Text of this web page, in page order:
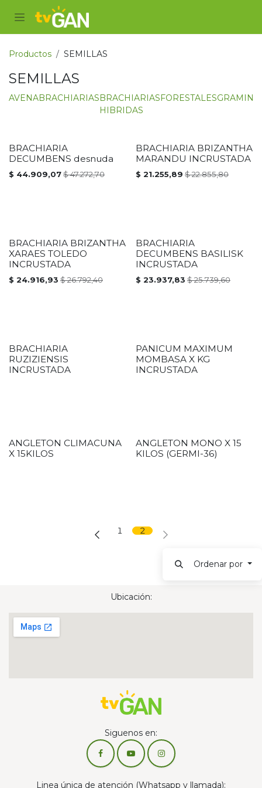
Productos SEMILLAS
SEMILLAS
AVENABRACHIARIASBRACHIARIAS
HIBRIDAS
FORESTALES
PROMOCIÓN
BRACHIARIA
DECUMBENS desnuda
$ 44.909,07$47.272,70 PROMOCIÓN
BRACHIARIA BRIZANTHA
MARANDU INCRUSTADA
$ 21.255,89 $22.855,80
PROMOCIÓN
BRACHIARIA BRIZANTHA
XARAES TOLEDO
INCRUSTADA
$ 24.916,93 $26.792,40
PROMOCIÓN
BRACHIARIA
DECUMBENS BASILISK
INCRUSTADA
$ 23.937,83 $25.739,60
BRACHIARIA
RUZIZIENSIS
INCRUSTADA
PANICUM MAXIMUM
MOMBASA X KG
INCRUSTADA
ANGLETON CLIMACUNA
X 15KILOS
ANGLETON MONO X 15
KILOS (GERMI-36)
1 2
Ordenar por
Ubicación:
Siguenos en:
Linea única de atención (Whatsapp y llamada):